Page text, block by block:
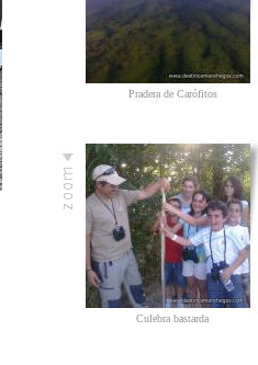
Pradera de Carófitos
Culebra bastarda